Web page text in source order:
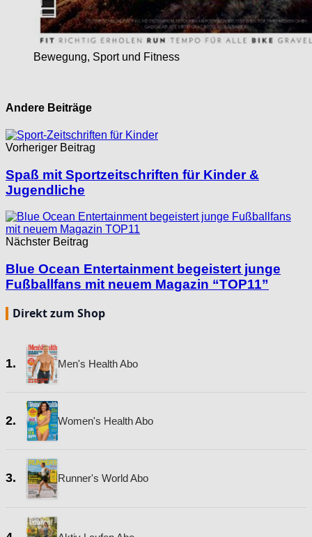
Bewegung, Sport und Fitness
Andere Beiträge
Vorheriger Beitrag
Spaß mit Sportzeitschriften für Kinder &
Jugendliche
Nächster Beitrag
Blue Ocean Entertainment begeistert junge
Fußballfans mit neuem Magazin “TOP11”
Direkt zum Shop
1. Men's Health Abo
2. Women's Health Abo
3. Runner's World Abo